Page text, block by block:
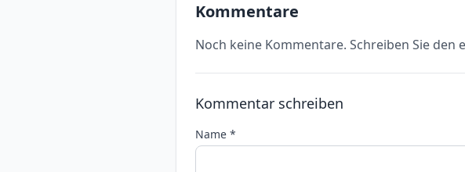
Kommentare
Noch keine Kommentare. Schreiben Sie den
Kommentar schreiben
Name *